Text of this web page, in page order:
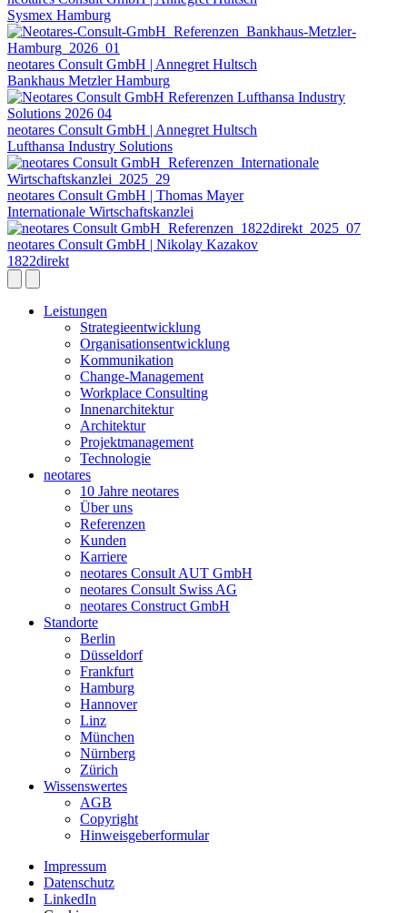
Sysmex Hamburg
neotares Consult GmbH | Annegret Hultsch
Bankhaus Metzler Hamburg
neotares Consult GmbH | Annegret Hultsch
Lufthansa Industry Solutions
neotares Consult GmbH | Thomas Mayer
Internationale Wirtschaftskanzlei
neotares Consult GmbH | Nikolay Kazakov
1822direkt
Leistungen
Strategieentwicklung
Organisationsentwicklung
Kommunikation
Change-Management
Workplace Consulting
Innenarchitektur
Architektur
Projektmanagement
Technologie
neotares
10 Jahre neotares
Über uns
Referenzen
Kunden
Karriere
neotares Consult AUT GmbH
neotares Consult Swiss AG
neotares Construct GmbH
Standorte
Berlin
Düsseldorf
Frankfurt
Hamburg
Hannover
Linz
München
Nürnberg
Zürich
Wissenswertes
AGB
Copyright
Hinweisgeberformular
Impressum
Datenschutz
LinkedIn